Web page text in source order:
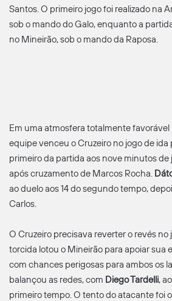
Santos. O primeiro jogo foi realizado na
sob o mando do Galo, enquanto a
no Mineirão, sob o mando da Raposa.
Em uma atmosfera totalmente
equipe venceu o Cruzeiro no jogo de ida
primeiro da partida aos nove minutos de
após cruzamento de Marcos Rocha.
ao duelo aos 14 do segundo tempo,
Carlos.
O Cruzeiro precisava reverter o revés no
torcida lotou o Mineirão para apoiar sua
com chances perigosas para ambos os
balançou as redes, com Diego Tardelli,
primeiro tempo. O tento do atacante foi